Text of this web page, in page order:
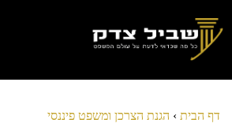
לתוכן
דף הבית › הגנת הצרכן ומשפט פיננסי